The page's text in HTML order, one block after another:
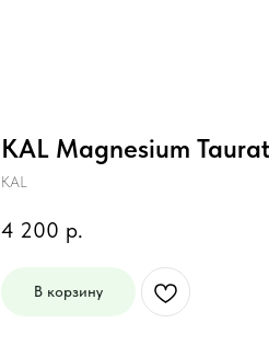
KAL Magnesium
KAL
4 200 р.
В корзину